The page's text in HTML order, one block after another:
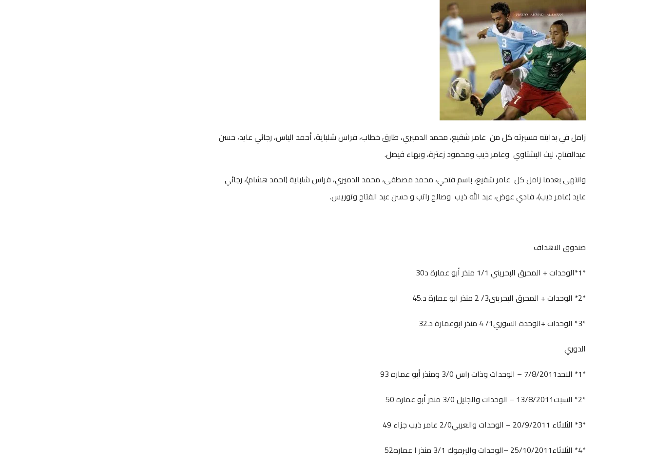
زامل في بدايته مسيرته كل من عامر شفيع، محمد الدميري، طارق خطاب، فراس شلباية، أحمد الياس، رجائي عايد، حسن
عبدالفتاح، ليث البشتاوي وعامر ذيب ومحمود زعترة، وبهاء فيصل.
وانتهى بعدما زامل كل عامر شفيع، باسم فتحي، محمد مصطفى، محمد الدميري، فراس شلباية (احمد هشام)، رجائي
عايد (عامر ذيب)، فادي عوض، عبد الله ذيب وصالح راتب و حسن عبد الفتاح وتوريس.
صندوق الاهداف
*1*الوحدات + المحرق البحريني 1/1 منذر أبو عمارة د30
*2* الوحدات + المحرق البحريني3/ 2 منذر ابو عمارة د.45
*3* الوحدات +الوحدة السوري1/ 4 منذر ابوعمارة د.32
الدوري
*1* الاحد7/8/2011 – الوحدات وذات راس 3/0 ومنذر أبو عماره 93
*2* السبت13/8/2011 – الوحدات والجليل 3/0 منذر أبو عماره 50
*3* الثلاثاء 20/9/2011 – الوحدات والعربي2/0 عامر ذيب جزاء 49
*4* الثلاثاء25/10/2011 –الوحدات واليرموك 3/1 منذر ا عماره52